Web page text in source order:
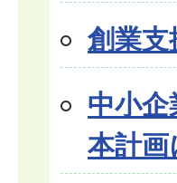
創業支
中小
本計画